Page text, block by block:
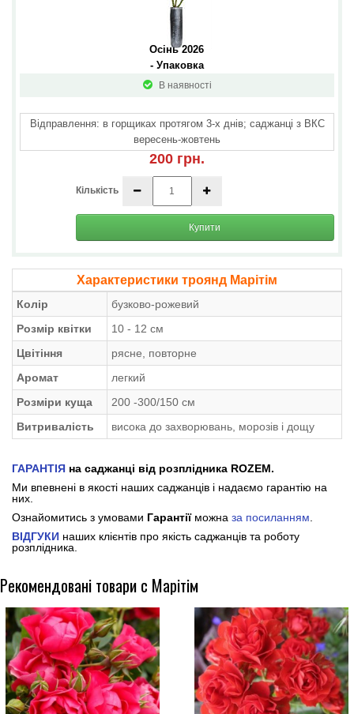
Осінь 2026
- Упаковка
В наявності
Відправлення: в горщиках протягом 3-х днів; саджанці з ВКС
вересень-жовтень
200 грн.
Кількість
Купити
Характеристики троянд Марітім
Колір
бузково-рожевий
Розмір квітки
10 - 12 см
Цвітіння
рясне, повторне
Аромат
легкий
Розміри куща
200 -300/150 см
Витривалість
висока до захворювань, морозів і дощу
ГАРАНТІЯ на саджанці від розплідника ROZEM.
Ми впевнені в якості наших саджанців і надаємо гарантію на
них.
Ознайомитись з умовами Гарантії можна за посиланням
ВІДГУКИ наших клієнтів про якість саджанців та роботу
розплідника.
Рекомендовані товари с Марітім